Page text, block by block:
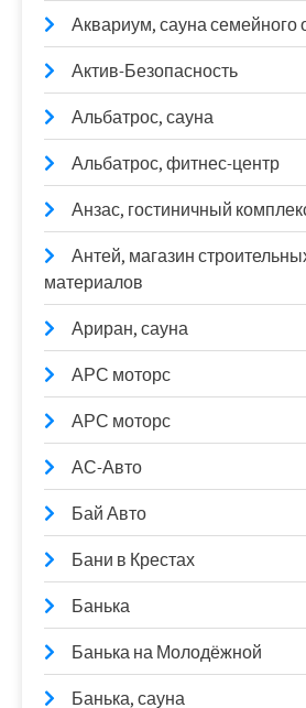
Аквариум, сауна семейного
Актив-Безопасность
Альбатрос, сауна
Альбатрос, фитнес-центр
Анзас, гостиничный
Антей, магазин
материалов
Ариран, сауна
АРС моторс
АРС моторс
АС-Авто
Бай Авто
Бани в Крестах
Банька
Банька на Молодёжной
Банька, сауна